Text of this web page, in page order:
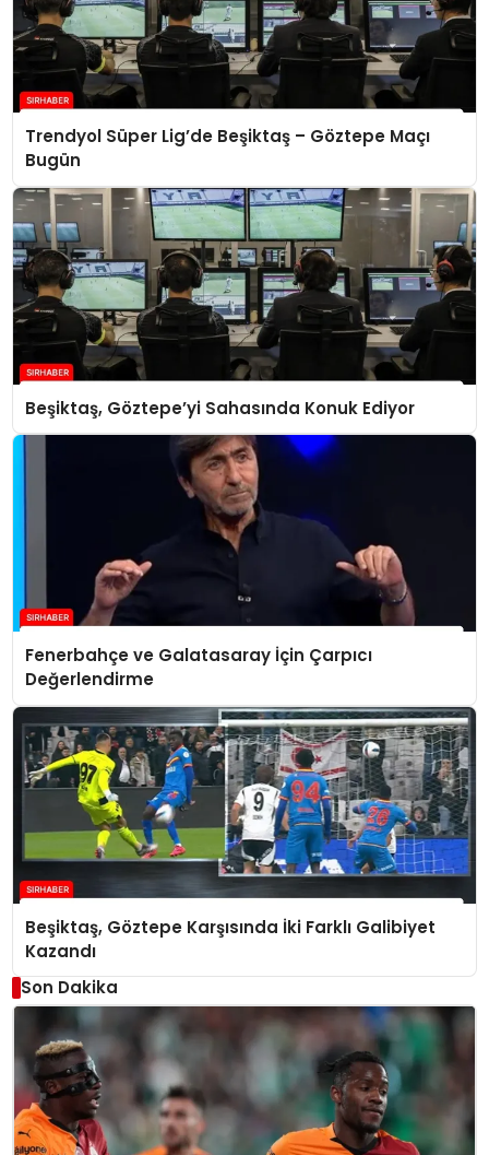
Trendyol Süper Lig’de Beşiktaş – Göztepe Maçı
Bugün
Beşiktaş, Göztepe’yi Sahasında Konuk Ediyor
Fenerbahçe ve Galatasaray İçin Çarpıcı
Değerlendirme
Beşiktaş, Göztepe Karşısında İki Farklı Galibiyet
Kazandı
Son Dakika